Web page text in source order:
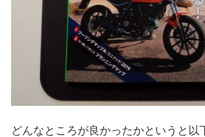
どんなところが良かったかというと以